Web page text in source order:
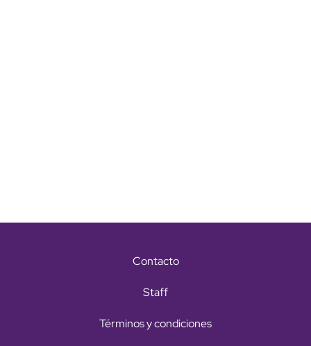
Contacto
Staff
Términos y condiciones